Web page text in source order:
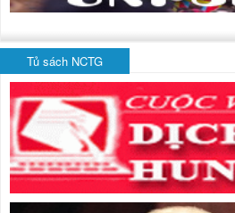
Tủ sách NCTG